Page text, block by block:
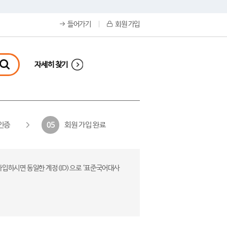
들어가기 회원 가입
자세히 찾기
증 05 회원 가입 완료
하시면 동일한 계정(ID)으로 ‘표준국어대사